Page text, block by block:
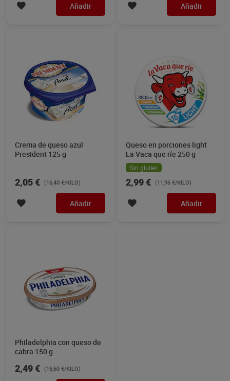
Añadir Añadir
Crema de queso azul
President 125 g
2,05 € (16,40 €/KILO)
Añadir
Queso en porciones light
La Vaca que ríe 250 g
Sin gluten
2,99 € (11,96 €/KILO)
Añadir
Philadelphia con queso de
cabra 150 g
2,49 € (16,60 €/KILO)